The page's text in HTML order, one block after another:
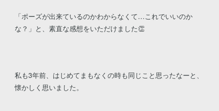
「ポーズが出来ているのかわからなくて…これでいいのか
な？」と、素直な感想をいただけました👏
私も3年前、はじめてまもなくの時も同じこと思ったなーと、
懐かしく思いました。